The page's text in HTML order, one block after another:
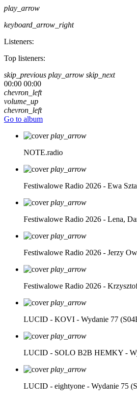
play_arrow
keyboard_arrow_right
Listeners:
Top listeners:
skip_previous play_arrow skip_next
00:00 00:00
chevron_left
volume_up
chevron_left
Go to album
play_arrow
NOTE.radio
play_arrow
Festiwalowe Radio 2026 - Ewa
play_arrow
Festiwalowe Radio 2026 - Lena,
play_arrow
Festiwalowe Radio 2026 - Jerzy
play_arrow
Festiwalowe Radio 2026 -
play_arrow
LUCID - KOVI - Wydanie 77
play_arrow
LUCID - SOLO B2B HEMKY -
play_arrow
LUCID - eightyone - Wydanie 75